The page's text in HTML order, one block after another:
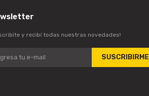
y recibí todas nuestras novedades!
SUSCRIBIRME